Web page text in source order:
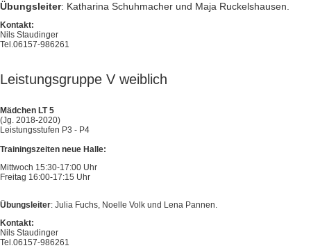
Übungsleiter: Katharina Schuhmacher und Maja Ruckelshausen.
Kontakt:
Nils Staudinger
Tel.06157-986261
Leistungsgruppe V weiblich
Mädchen LT 5
(Jg. 2018-2020)
Leistungsstufen P3 - P4
Trainingszeiten neue Halle:
Mittwoch 15:30-17:00 Uhr
Freitag 16:00-17:15 Uhr
Übungsleiter: Julia Fuchs, Noelle Volk und Lena Pannen.
Kontakt:
Nils Staudinger
Tel.06157-986261